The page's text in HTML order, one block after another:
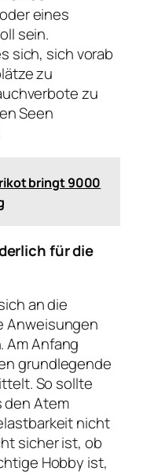
eines
sein.
sich, sich vorab
zu
zu
Seen
bringt 9000
für die
an die
Anweisungen
Am Anfang
grundlegende
So sollte
den Atem
nicht
sicher ist, ob
Hobby ist,